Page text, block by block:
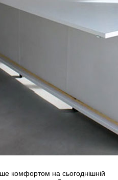
комфортом на сьогоднішній